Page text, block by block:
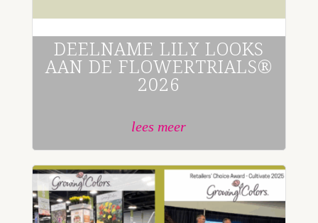
DEELNAME LILY LOOKS
AAN DE FLOWERTRIALS®
2026
lees meer